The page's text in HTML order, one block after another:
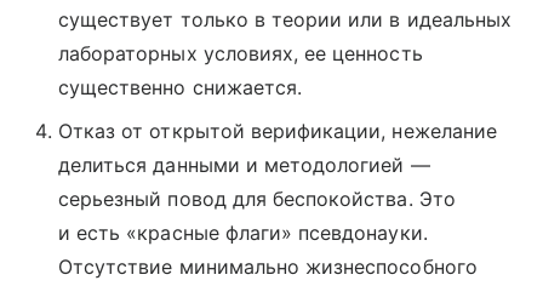
существует только в теории или в идеальных
лабораторных условиях, ее ценность
существенно снижается.
Отказ от открытой верификации, нежелание
делиться данными и методологией —
серьезный повод для беспокойства. Это
и есть «красные флаги» псевдонауки.
Отсутствие минимально жизнеспособного